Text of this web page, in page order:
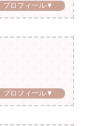
プロフィール▼
プロフィール▼